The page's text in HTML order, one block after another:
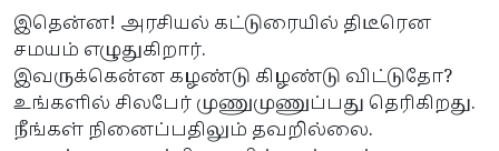
இதென்ன! அரசியல் கட்டுரையில் திடீரென
சமயம் எழுதுகிறார்.
இவருக்கென்ன கழண்டு கிழண்டு விட்டுதோ?
உங்களில் சிலபேர் முணுமுணுப்பது தெரிகிறது.
நீங்கள் நினைப்பதிலும் தவறில்லை.